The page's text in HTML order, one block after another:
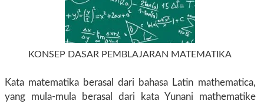
KONSEP DASAR PEMBLAJARAN MATEMATIKA
Kata matematika berasal dari bahasa Latin mathematica,
yang mula-mula berasal dari kata Yunani mathematike